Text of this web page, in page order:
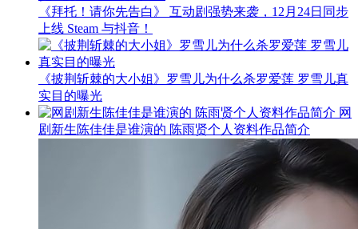
《拜托！请你先告白》 互动剧强势来袭，12月24日同步
上线 Steam 与抖音！
《披荆斩棘的大小姐》罗雪儿为什么杀罗爱莲 罗雪儿真
实目的曝光
网
剧新生陈佳佳是谁演的 陈雨贤个人资料作品简介